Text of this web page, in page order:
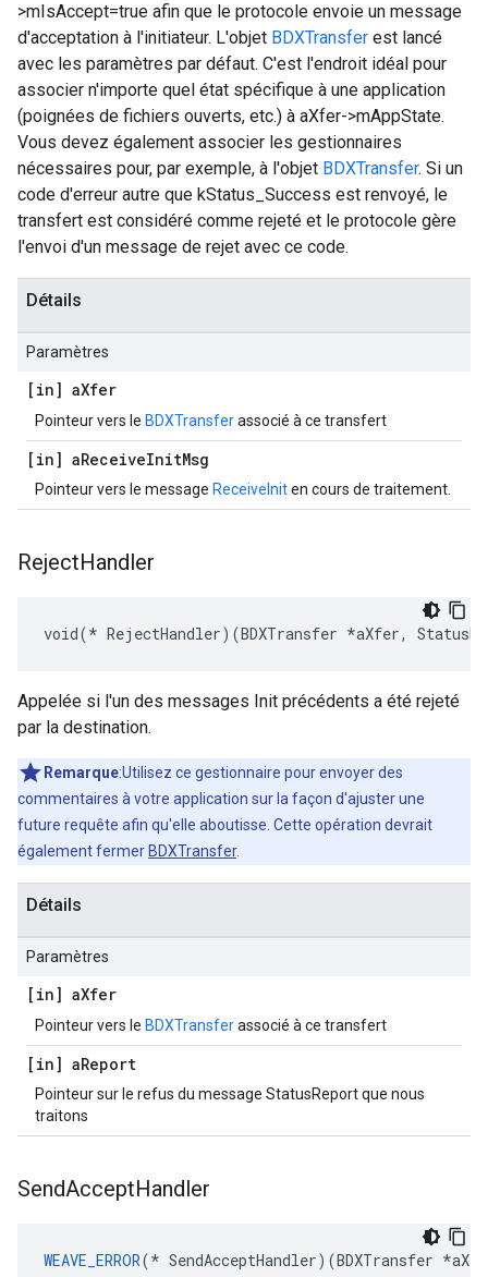
>mIsAccept=true afin que le protocole envoie un message
d'acceptation à l'initiateur. L'objet BDXTransfer est lancé
avec les paramètres par défaut. C'est l'endroit idéal pour
associer n'importe quel état spécifique à une application
(poignées de fichiers ouverts, etc.) à aXfer->mAppState.
Vous devez également associer les gestionnaires
nécessaires pour, par exemple, à l'objet BDXTransfer. Si un
code d'erreur autre que kStatus_Success est renvoyé, le
transfert est considéré comme rejeté et le protocole gère
l'envoi d'un message de rejet avec ce code.
Détails
Paramètres
[in] aXfer
Pointeur vers le BDXTransferassocié à ce transfert
[in] aReceiveInitMsg
Pointeur vers le message ReceiveIniten cours de traitement.
RejectHandler
void(* RejectHandler)(BDXTransfer *aXfer,
Appelée si l'un des messages Init précédents a été rejeté
par la destination.
Remarque:Utilisez ce gestionnaire pour envoyer des
commentaires à votre application sur la façon d'ajuster une
future requête afin qu'elle aboutisse. Cette opération devrait
également fermer BDXTransfer.
Détails
Paramètres
[in] aXfer
Pointeur vers le BDXTransferassocié à ce transfert
[in] aReport
Pointeur sur le refus du message StatusReport que nous
traitons
SendAcceptHandler
WEAVE_ERROR(* SendAcceptHandler)(BDXTransfer